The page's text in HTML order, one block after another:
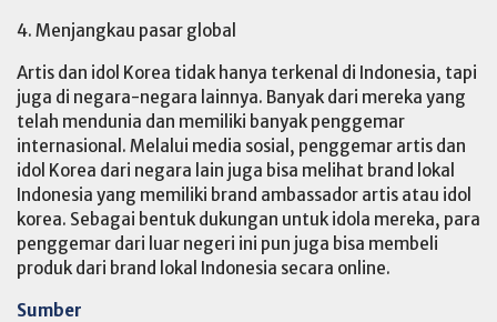
4. Menjangkau pasar global
Artis dan idol Korea tidak hanya terkenal di Indonesia, tapi
juga di negara-negara lainnya. Banyak dari mereka yang
telah mendunia dan memiliki banyak penggemar
internasional. Melalui media sosial, penggemar artis dan
idol Korea dari negara lain juga bisa melihat brand lokal
Indonesia yang memiliki brand ambassador artis atau idol
korea. Sebagai bentuk dukungan untuk idola mereka, para
penggemar dari luar negeri ini pun juga bisa membeli
produk dari brand lokal Indonesia secara online.
Sumber